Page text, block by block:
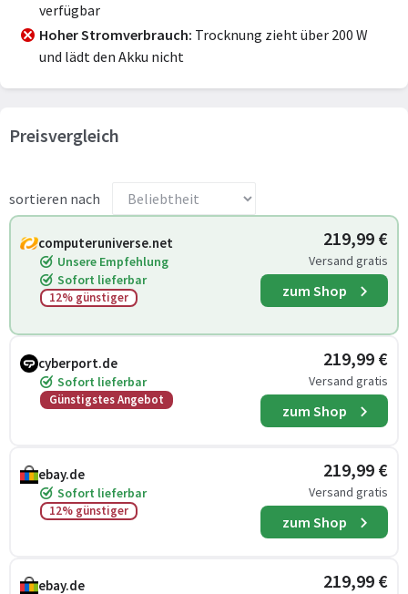
verfügbar
Hoher Stromverbrauch Trocknung zieht über 200 W
und lädt den Akku nicht
Preisvergleich
sortieren nach
computeruniverse.net
Unsere Empfehlung
Sofort lieferbar
12% günstiger
219,99 €
Versand gratis
zum Shop
cyberport.de
Sofort lieferbar
Günstigstes Angebot
219,99 €
Versand gratis
zum Shop
ebay.de
Sofort lieferbar
12% günstiger
219,99 €
Versand gratis
zum Shop
ebay.de 219,99 €